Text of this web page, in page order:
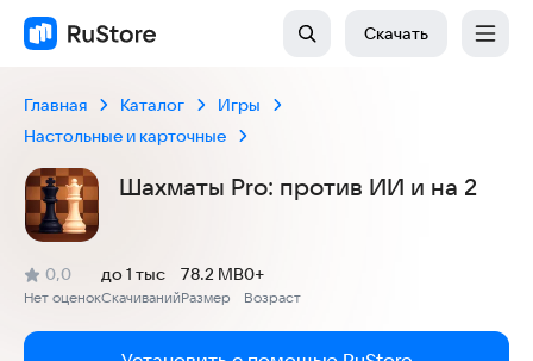
Скачать
Главная Каталог
Игры
Настольные и карточные
Шахматы Pro: против ИИ и на 2
Рейтинг:
0,0
(
Нет оценок
)
Скачиваний
до 1 тыс
Размер
78.2 MB
Возраст
0+